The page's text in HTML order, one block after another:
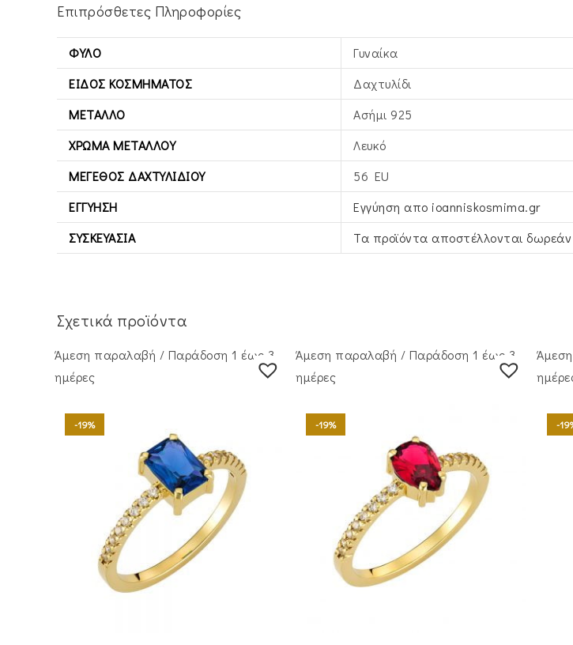
Επιπρόσθετες Πληροφορίες
ΦΎΛΟ
Γυναίκα
ΕΊΔΟΣ ΚΟΣΜΉΜΑΤΟΣ
Δαχτυλίδι
ΜΈΤΑΛΛΟ
Ασήμι 925
ΧΡΏΜΑ ΜΕΤΆΛΛΟΥ
Λευκό
ΜΈΓΕΘΟΣ ΔΑΧΤΥΛΙΔΙΟΎ
56 EU
ΕΓΓΎΗΣΗ
Εγγύηση απο ioanniskosmima.gr
ΣΥΣΚΕΥΑΣΊΑ
Τα προϊόντα αποστέλλονται
Σχετικά προϊόντα
Άμεση παραλαβή / Παράδoση 1 έως 3
ημέρες
-19%
Άμεση παραλαβή / Παράδoση 1 έως 3
ημέρες
-19% -